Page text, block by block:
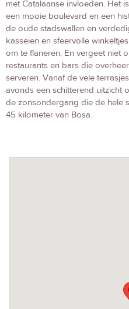
met Catalaanse invloeden. Het
een mooie boulevard en een
de oude stadswallen en
kasseien en sfeervolle
om te flaneren. En vergeet niet
restaurants en bars die
serveren. Vanaf de vele
avonds een schitterend uitzicht
de zonsondergang die de hele
45 kilometer van Bosa.